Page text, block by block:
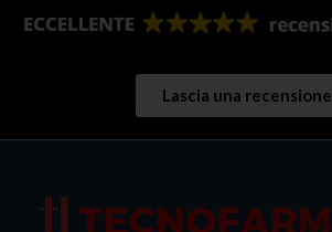
Lascia una recensione